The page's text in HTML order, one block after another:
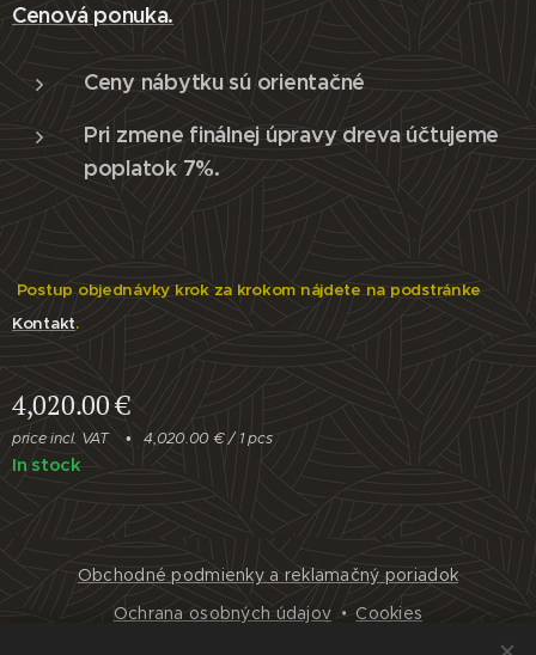
Cenová ponuka.
Ceny nábytku sú orientačné
Pri zmene finálnej úpravy dreva účtujeme
poplatok 7%.
Postup objednávky krok za krokom nájdete na podstránke
Kontakt.
4,020.00€
price incl. VAT 4,020.00 € / 1 pcs
In stock
Obchodné podmienky a reklamačný poriadok
Ochrana osobných údajov
Cookies